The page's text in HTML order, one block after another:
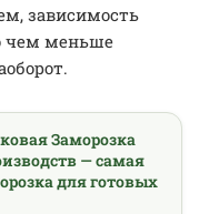
зависимость
чем меньше
Заморозка
— самая
для готовых